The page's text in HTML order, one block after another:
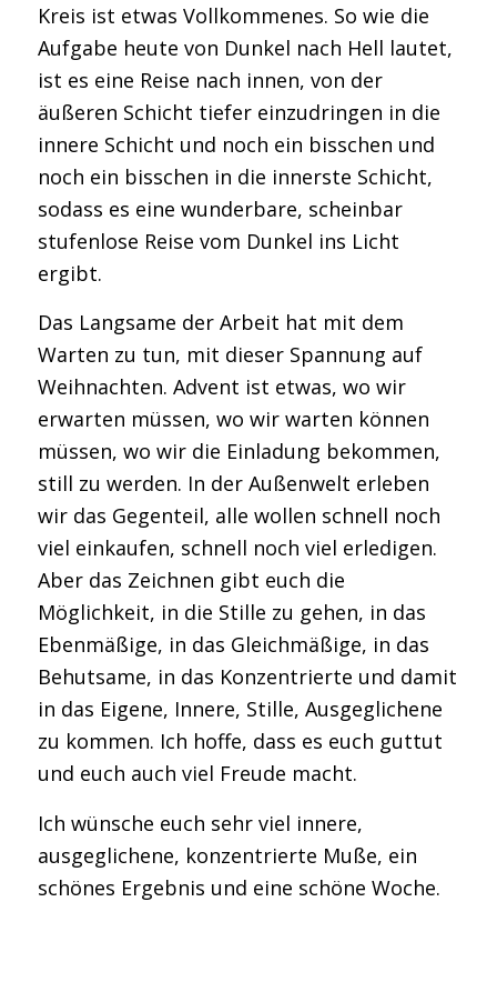
Kreis ist etwas Vollkommenes. So wie die
Aufgabe heute von Dunkel nach Hell lautet,
ist es eine Reise nach innen, von der
äußeren Schicht tiefer einzudringen in die
innere Schicht und noch ein bisschen und
noch ein bisschen in die innerste Schicht,
sodass es eine wunderbare, scheinbar
stufenlose Reise vom Dunkel ins Licht
ergibt.
Das Langsame der Arbeit hat mit dem
Warten zu tun, mit dieser Spannung auf
Weihnachten. Advent ist etwas, wo wir
erwarten müssen, wo wir warten können
müssen, wo wir die Einladung bekommen,
still zu werden. In der Außenwelt erleben
wir das Gegenteil, alle wollen schnell noch
viel einkaufen, schnell noch viel erledigen.
Aber das Zeichnen gibt euch die
Möglichkeit, in die Stille zu gehen, in das
Ebenmäßige, in das Gleichmäßige, in das
Behutsame, in das Konzentrierte und damit
in das Eigene, Innere, Stille, Ausgeglichene
zu kommen. Ich hoffe, dass es euch guttut
und euch auch viel Freude macht.
Ich wünsche euch sehr viel innere,
ausgeglichene, konzentrierte Muße, ein
schönes Ergebnis und eine schöne Woche.